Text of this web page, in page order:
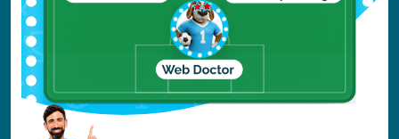
degli scacchi da record, che figura nel
Guinness dei primati per essere il più grande
al mondo.
Il Forest Park